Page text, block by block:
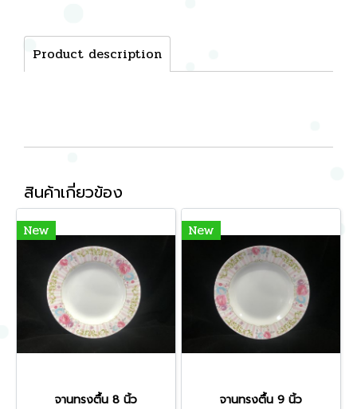
Product description
สินค้าเกี่ยวข้อง
New
จานทรงตื้น 8 นิ้ว
New
จานทรงตื้น 9 นิ้ว